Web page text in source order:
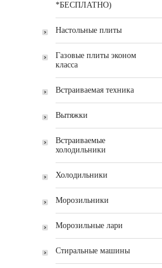
*БЕСПЛАТНО)
Настольные плиты
Газовые плиты эконом
класса
Встраиваемая техника
Вытяжки
Встраиваемые
холодильники
Холодильники
Морозильники
Морозильные лари
Стиральные машины